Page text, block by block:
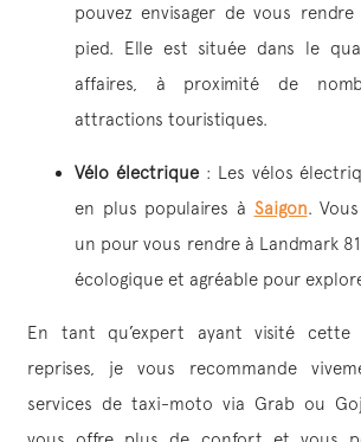
pouvez envisager de vous
pied. Elle est située dans le
affaires, à proximité de
attractions touristiques.
Vélo électrique: Les vélos
en plus populaires à Saigon.
un pour vous rendre à Landmark
écologique et agréable pour
En tant qu’expert ayant visité cette
reprises, je vous recommande
services de taxi-moto via Grab ou